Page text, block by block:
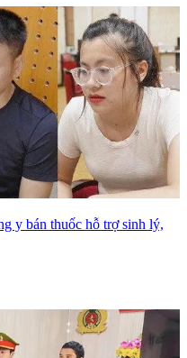
y bán thuốc hỗ trợ sinh lý,